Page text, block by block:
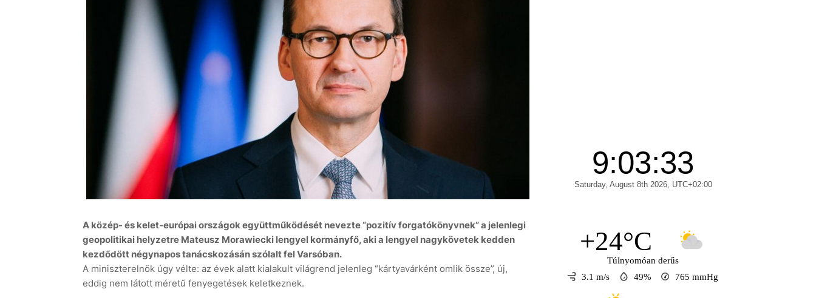
A közép- és kelet-európai országok együttműködését nevezte “pozitív forgatókönyvnek” a jelenlegi
geopolitikai helyzetre Mateusz Morawiecki lengyel kormányfő, aki a lengyel nagykövetek kedden
kezdődött négynapos tanácskozásán szólalt fel Varsóban.
A miniszterelnök úgy vélte: az évek alatt kialakult világrend jelenleg “kártyavárként omlik össze”, új,
eddig nem látott méretű fenyegetések keletkeznek.
+24°C
Túlnyomóan derűs
3.1 m/s
49% 765 mmHg